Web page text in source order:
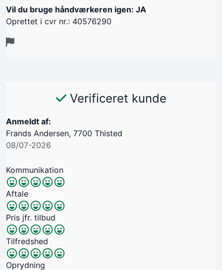
Vil du bruge håndværkeren igen: JA
Oprettet i cvr nr.: 40576290
Verificeret kunde
Anmeldt af:
Frands Andersen, 7700 Thisted
08/07-2026
Kommunikation
Aftale
Pris jfr. tilbud
Tilfredshed
Oprydning